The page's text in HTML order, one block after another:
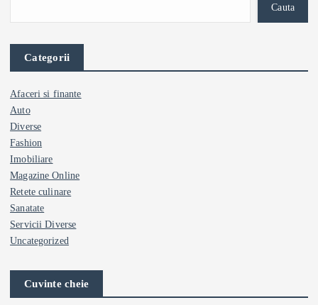
Cauta
Categorii
Afaceri si finante
Auto
Diverse
Fashion
Imobiliare
Magazine Online
Retete culinare
Sanatate
Servicii Diverse
Uncategorized
Cuvinte cheie